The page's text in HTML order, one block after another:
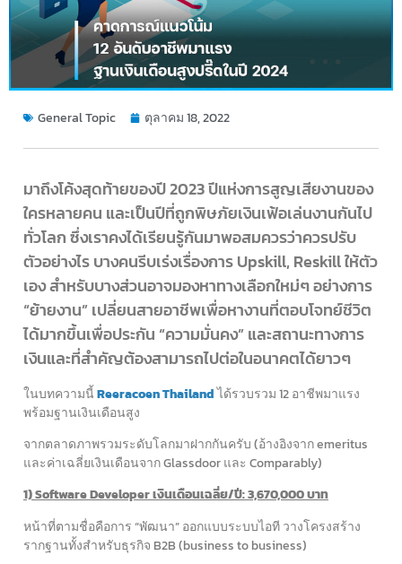
General Topic ตุลาคม 18, 2022
มาถึงโค้งสุดท้ายของปี 2023 ปีแห่งการสูญเสียงานของ
ใครหลายคน และเป็นปีที่ถูกพิษภัยเงินเฟ้อเล่นงานกันไป
ทั่วโลก ซึ่งเราคงได้เรียนรู้กันมาพอสมควรว่าควรปรับ
ตัวอย่างไร บางคนรีบเร่งเรื่องการ Upskill, Reskill ให้ตัว
เอง สำหรับบางส่วนอาจมองหาทางเลือกใหม่ๆ อย่างการ
“ย้ายงาน” เปลี่ยนสายอาชีพเพื่อหางานที่ตอบโจทย์ชีวิต
ได้มากขึ้นเพื่อประกัน “ความมั่นคง” และสถานะทางการ
เงินและที่สำคัญต้องสามารถไปต่อในอนาคตได้ยาวๆ
ในบทความนี้Reeracoen Thailandได้รวบรวม 12 อาชีพมาแรง
พร้อมฐานเงินเดือนสูง
จากตลาดภาพรวมระดับโลกมาฝากกันครับ (อ้างอิงจาก emeritus
และค่าเฉลี่ยเงินเดือนจาก Glassdoor และ Comparably)
1) Software Developer เงินเดือนเฉลี่ย/ปี: 3,670,000 บาท
หน้าที่ตามชื่อคือการ “พัฒนา” ออกแบบระบบไอที วางโครงสร้าง
รากฐานทั้งสำหรับธุรกิจ B2B (business to business)